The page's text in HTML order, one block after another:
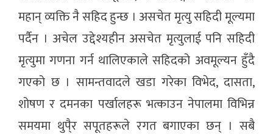
महान् व्यक्ति नै सहिद हुन्छ । असचेत मृत्यु सहिदी मूल्यमा
पर्दैन । अचेल उद्देश्यहीन असचेत मृत्युलाई पनि सहिदी
मृत्युमा गणना गर्न थालिएकाले सहिदको अवमूल्यन हुँदै
गएको छ । सामन्तवादले खडा गरेका विभेद, दासता,
शोषण र दमनका पर्खालहरू भत्काउन नेपालमा विभिन्न
समयमा थुपै्र सपूतहरूले रगत बगाएका छन् । सबै